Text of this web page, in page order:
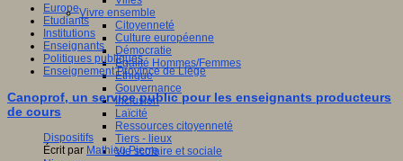
Vivre ensemble
Citoyenneté
Culture européenne
Démocratie
Egalité Hommes/Femmes
Ethique
Gouvernance
Inclusion
Laïcité
Ressources citoyenneté
Tiers - lieux
Vie scolaire et sociale
Europe
Etudiants
Institutions
Enseignants
Politiques publiques
Enseignement Province de Liège
Canoprof, un service public pour les enseignants producteurs
de cours
Dispositifs
Écrit par Mathieu Pierre